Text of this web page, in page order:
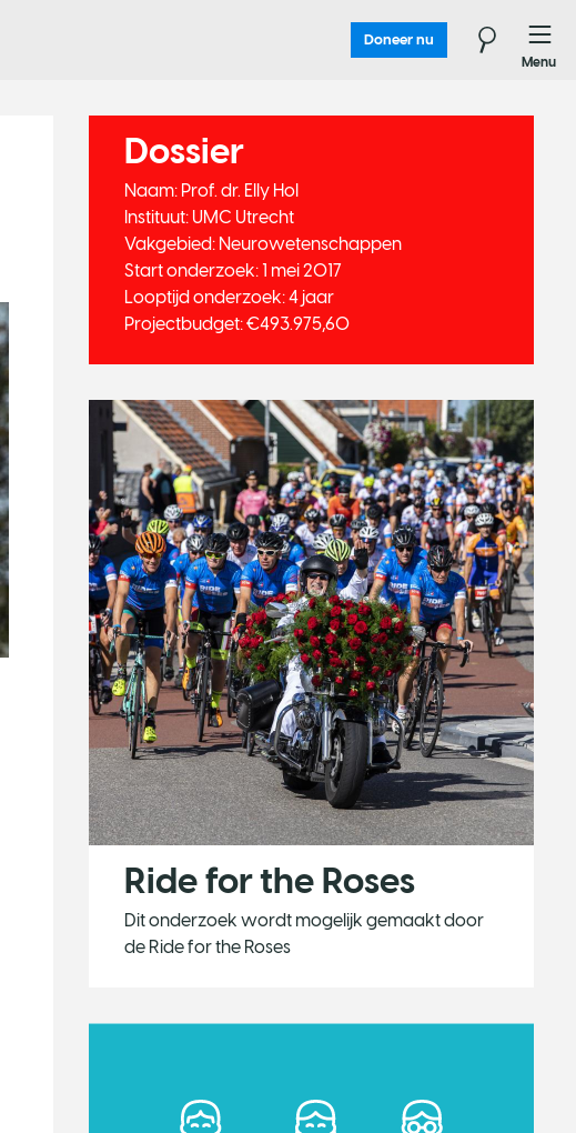
Doneer nu
Menu
Dossier
​Naam: Prof. dr. Elly Hol
Instituut: UMC Utrecht
Vakgebied: Neurowetenschappen
Start onderzoek: 1 mei 2017
Looptijd onderzoek: 4 jaar
Projectbudget: €493.975,60
Ride for the Roses
Dit onderzoek wordt mogelijk gemaakt door
de Ride for the Roses